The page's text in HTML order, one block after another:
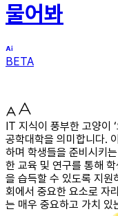
물어봐
BETA
IT 지식이 풍부한 고양이
공학대학을 의미합니다.
하며 학생들을 준비시키
한 교육 및 연구를 통해
을 습득할 수 있도록 지원
회에서 중요한 요소로 자
는 매우 중요하고 가치 있